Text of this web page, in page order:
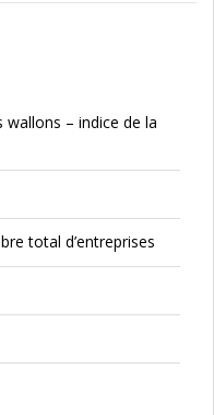
– indice de la
total d’entreprises